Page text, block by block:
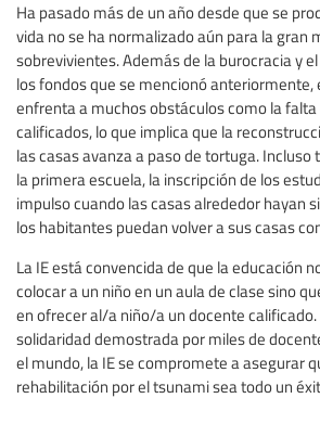
Ha pasado más de un año desde que se
vida no se ha normalizado aún para la gran
sobrevivientes. Además de la burocracia y
los fondos que se mencionó anteriormente,
enfrenta a muchos obstáculos como la
calificados, lo que implica que la
las casas avanza a paso de tortuga. Incluso
la primera escuela, la inscripción de los
impulso cuando las casas alrededor hayan
los habitantes puedan volver a sus casas
La IE está convencida de que la educación
colocar a un niño en un aula de clase sino
en ofrecer al/a niño/a un docente
solidaridad demostrada por miles de
el mundo, la IE se compromete a asegurar
rehabilitación por el tsunami sea todo un